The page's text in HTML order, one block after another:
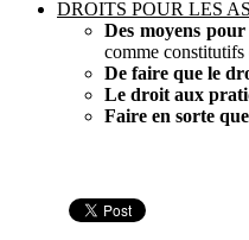
DROITS POUR LES
Des moyens
comme constitutifs
De faire que le
Le droit aux
Faire en sorte